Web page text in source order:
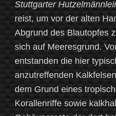
Stuttgarter
reist, um vor der alten
Abgrund des Blautopfes
sich auf Meeresgrund.
entstanden die hier
anzutreffenden
dem Grund eines
Korallenriffe sowie